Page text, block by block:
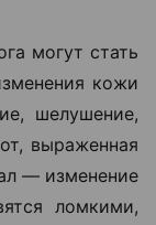
могут стать
кожи
шелушение,
выраженная
— изменение
ломкими,